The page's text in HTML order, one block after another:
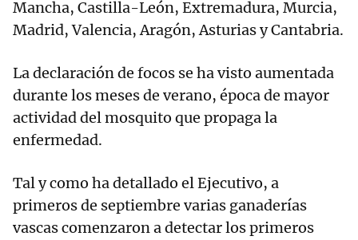
Mancha, Castilla-León, Extremadura, Murcia,
Madrid, Valencia, Aragón, Asturias y Cantabria.
La declaración de focos se ha visto aumentada
durante los meses de verano, época de mayor
actividad del mosquito que propaga la
enfermedad.
Tal y como ha detallado el Ejecutivo, a
primeros de septiembre varias ganaderías
vascas comenzaron a detectar los primeros